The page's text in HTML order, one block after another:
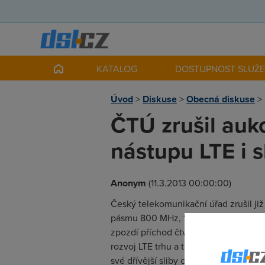
KATALOG DOSTUPNOST
Úvod> Diskuse>Obecná diskuse>
ČTÚ zrušil
nástupu LTE i
Anonym (11.3.2013 00:00:00)
Český telekomunikační úřad zrušil
pásmu 800 MHz, 1 800 MHz a 2
zpozdí příchod čtvrtého operátora
rozvoj LTE trhu a také skutečných
své dřívější sliby ohledně rychlé